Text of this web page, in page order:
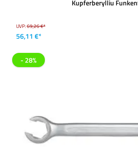
Kupferberylliu
UVP:69,26 €*
56,11 €*
- 28%